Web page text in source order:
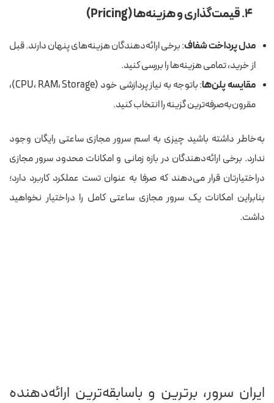
۴. قیمت‌گذاری و هزینه‌ها (Pricing)
مدل پرداخت شفاف: برخی ارائه‌دهندگان هزینه‌های پنهان دارند. قبل
از خرید، تمامی هزینه‌ها را بررسی کنید.
مقایسه پلن‌ها
: باتوجه به نیاز پردازشی خود (CPU، RAM، Storage)،
مقرون‌به‌صرفه‌ترین گزینه را انتخاب کنید.
به‌خاطر داشته باشید چیزی به اسم سرور مجازی ساعتی رایگان وجود
ندارد. برخی ارائه‌دهندگان در بازه زمانی و امکانات محدود سرور مجازی
دراختیارتان قرار می‌دهند که صرفا به عنوان تست عملکرد کاربرد دارد؛
بنابراین امکانات یک سرور مجازی ساعتی کامل را دراختیار نخواهید
داشت.
ایران سرور، برترین و باسابقه‌ترین ارائه‌دهنده